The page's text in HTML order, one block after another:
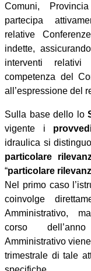
Comuni,
partecipa
relative
indette,
interventi
competenza del
all’espressione del
Sulla base dello lo
vigente i
idraulica si
particolare
“particolare
Nel primo caso
coinvolge
Amministrativo,
corso
Amministrativo
trimestrale di tale